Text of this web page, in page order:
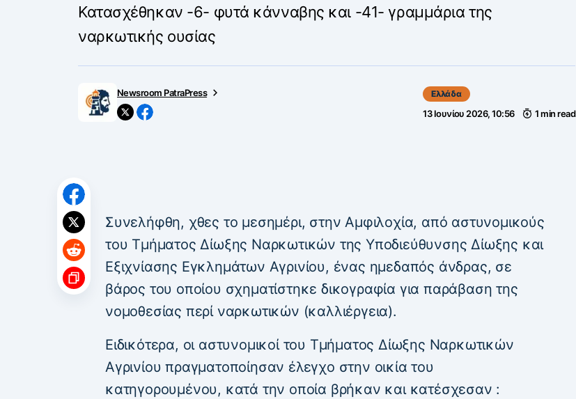
Κατασχέθηκαν -6- φυτά κάνναβης και -41- γραμμάρια της
ναρκωτικής ουσίας
Newsroom PatraPress Ελλάδα
13 Ιουνίου 2026, 10:56 1 min read
Συνελήφθη, χθες το μεσημέρι, στην Αμφιλοχία, από αστυνομικούς
του Τμήματος Δίωξης Ναρκωτικών της Υποδιεύθυνσης Δίωξης και
Εξιχνίασης Εγκλημάτων Αγρινίου, ένας ημεδαπός άνδρας, σε
βάρος του οποίου σχηματίστηκε δικογραφία για παράβαση της
νομοθεσίας περί ναρκωτικών (καλλιέργεια).
Ειδικότερα, οι αστυνομικοί του Τμήματος Δίωξης Ναρκωτικών
Αγρινίου πραγματοποίησαν έλεγχο στην οικία του
κατηγορουμένου, κατά την οποία βρήκαν και κατέσχεσαν :